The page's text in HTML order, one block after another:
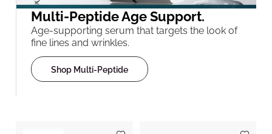
Multi-Peptide Age Support.
Age-supporting serum that targets the look of
fine lines and wrinkles.
Shop Multi-Peptide